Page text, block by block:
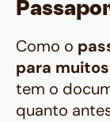
Como o
para
tem o
quanto